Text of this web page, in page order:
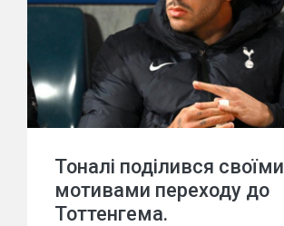
Тоналі поділився своїми
мотивами переходу до
Тоттенгема.